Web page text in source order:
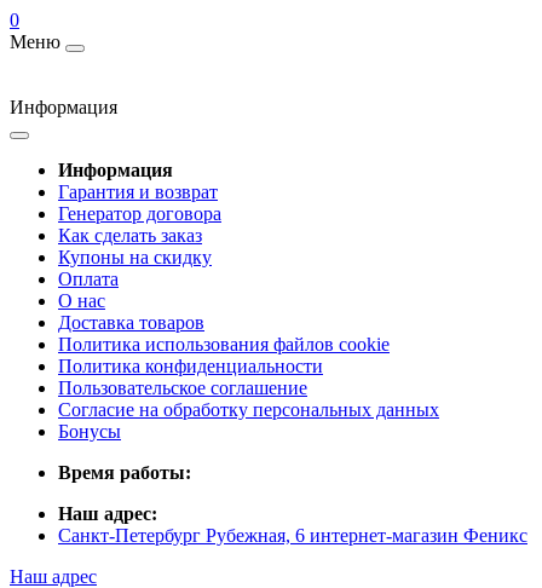
0
Меню
Информация
Информация
Гарантия и возврат
Генератор договора
Как сделать заказ
Купоны на скидку
Оплата
О нас
Доставка товаров
Политика использования файлов cookie
Политика конфиденциальности
Пользовательское соглашение
Согласие на обработку персональных данных
Бонусы
Время работы:
Наш адрес:
Санкт-Петербург Рубежная, 6 интернет-магазин Феникс
Наш адрес